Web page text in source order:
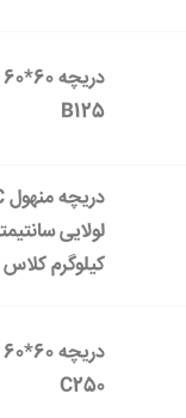
B125
کیلوگرم کلاس D400
C250